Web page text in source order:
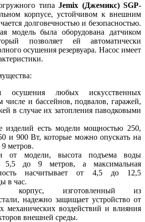
типа Jemix (Джемикс) SGP-
корпусе, устойчивом к внешним
долговечностью и безопасностью.
модель была оборудована датчиком
позволяет ей автоматически
осушения резервуара. Насос имеет
осушения любых искусственных
числе и бассейнов, подвалов, гаражей,
в случае их затопления паводковыми
изделий есть модели мощностью 250,
и 900 Вт, которые можно опускать на
метров.
от модели, высота подъема воды
5,5 до 9 метров, а максимальная
насчитывает от 4,5 до 12,5
в час.
корпус, изготовленный из
надежно защищает устройство от
механических воздействий и влияния
внешней среды.